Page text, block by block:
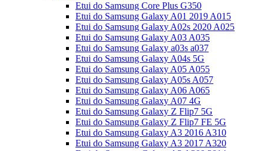
Etui do Samsung Core Plus G350
Etui do Samsung Galaxy A01 2019 A015
Etui do Samsung Galaxy A02s 2020 A025
Etui do Samsung Galaxy A03 A035
Etui do Samsung Galaxy a03s a037
Etui do Samsung Galaxy A04s 5G
Etui do Samsung Galaxy A05 A055
Etui do Samsung Galaxy A05s A057
Etui do Samsung Galaxy A06 A065
Etui do Samsung Galaxy A07 4G
Etui do Samsung Galaxy Z Flip7 5G
Etui do Samsung Galaxy Z Flip7 FE 5G
Etui do Samsung Galaxy A3 2016 A310
Etui do Samsung Galaxy A3 2017 A320